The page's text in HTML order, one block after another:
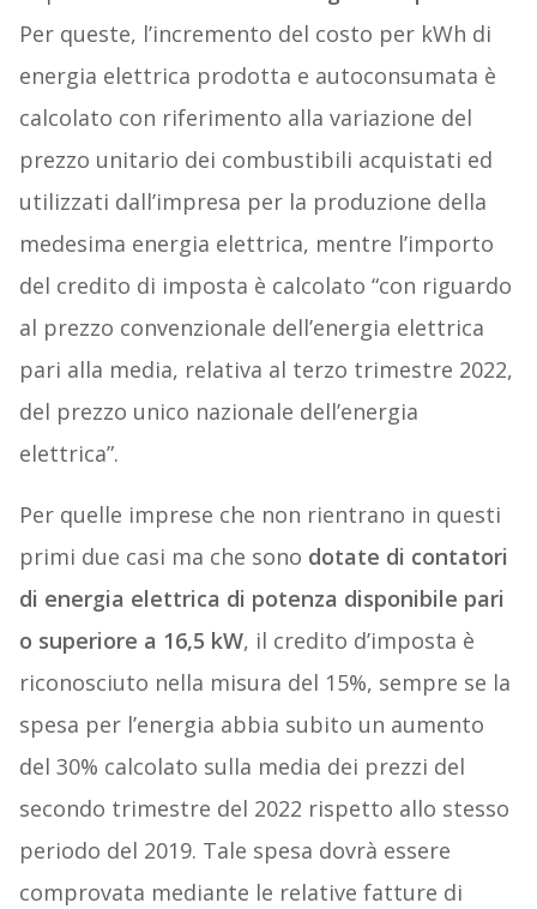
Per queste, l’incremento del costo per kWh di
energia elettrica prodotta e autoconsumata è
calcolato con riferimento alla variazione del
prezzo unitario dei combustibili acquistati ed
utilizzati dall’impresa per la produzione della
medesima energia elettrica, mentre l’importo
del credito di imposta è calcolato “con riguardo
al prezzo convenzionale dell’energia elettrica
pari alla media, relativa al terzo trimestre 2022,
del prezzo unico nazionale dell’energia
elettrica”.
Per quelle imprese che non rientrano in questi
primi due casi ma che sono dotate di contatori
di energia elettrica di potenza disponibile pari
o superiore a 16,5 kW, il credito d’imposta è
riconosciuto nella misura del 15%, sempre se la
spesa per l’energia abbia subito un aumento
del 30% calcolato sulla media dei prezzi del
secondo trimestre del 2022 rispetto allo stesso
periodo del 2019. Tale spesa dovrà essere
comprovata mediante le relative fatture di